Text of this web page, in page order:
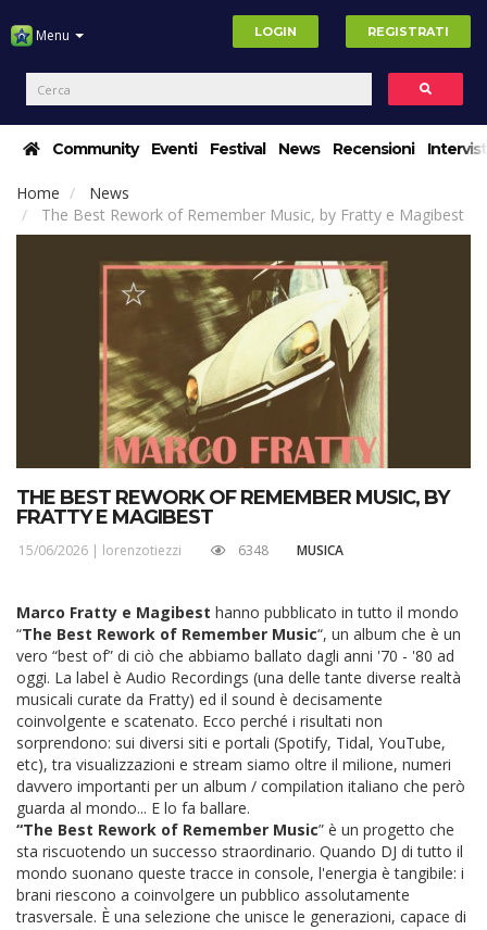
Menu LOGIN REGISTRATI
Community Eventi Festival News Recensioni
Home
News
The Best Rework of Remember Music, by Fratty e Magibest
THE BEST REWORK OF REMEMBER MUSIC, BY
FRATTY E MAGIBEST
15/06/2026 | lorenzotiezzi 6348 MUSICA
Marco Fratty e Magibest hanno pubblicato in tutto il mondo
“The Best Rework of Remember Music“, un album che è un
vero “best of” di ciò che abbiamo ballato dagli anni '70 - '80 ad
oggi. La label è Audio Recordings (una delle tante diverse realtà
musicali curate da Fratty) ed il sound è decisamente
coinvolgente e scatenato. Ecco perché i risultati non
sorprendono: sui diversi siti e portali (Spotify, Tidal, YouTube,
etc), tra visualizzazioni e stream siamo oltre il milione, numeri
davvero importanti per un album / compilation italiano che però
guarda al mondo... E lo fa ballare.
“The Best Rework of Remember Music” è un progetto che
sta riscuotendo un successo straordinario. Quando DJ di tutto il
mondo suonano queste tracce in console, l'energia è tangibile: i
brani riescono a coinvolgere un pubblico assolutamente
trasversale. È una selezione che unisce le generazioni, capace di